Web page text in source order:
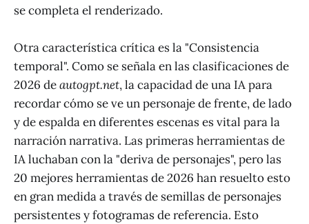
se completa el renderizado.
Otra característica crítica es la "Consistencia
temporal". Como se señala en las clasificaciones de
2026 deautogpt.net, la capacidad de una IA para
recordar cómo se ve un personaje de frente, de lado
y de espalda en diferentes escenas es vital para la
narración narrativa. Las primeras herramientas de
IA luchaban con la "deriva de personajes", pero las
20 mejores herramientas de 2026 han resuelto esto
en gran medida a través de semillas de personajes
persistentes y fotogramas de referencia. Esto